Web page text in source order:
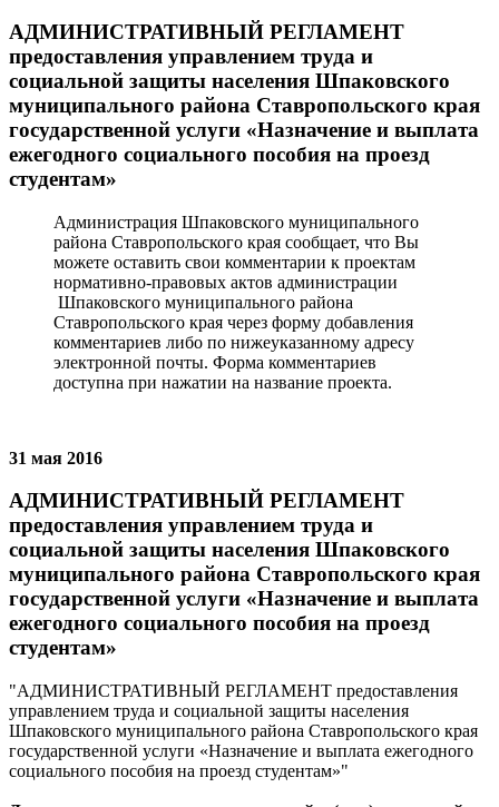
АДМИНИСТРАТИВНЫЙ РЕГЛАМЕНТ
предоставления управлением труда и
социальной защиты населения Шпаковского
муниципального района Ставропольского края
государственной услуги «Назначение и выплата
ежегодного социального пособия на проезд
студентам»
Администрация Шпаковского муниципального
района Ставропольского края сообщает, что Вы
можете оставить свои комментарии к проектам
нормативно-правовых актов администрации
Шпаковского муниципального района
Ставропольского края через форму добавления
комментариев либо по нижеуказанному адресу
электронной почты. Форма комментариев
доступна при нажатии на название проекта.
31 мая 2016
АДМИНИСТРАТИВНЫЙ РЕГЛАМЕНТ
предоставления управлением труда и
социальной защиты населения Шпаковского
муниципального района Ставропольского края
государственной услуги «Назначение и выплата
ежегодного социального пособия на проезд
студентам»
"АДМИНИСТРАТИВНЫЙ РЕГЛАМЕНТ предоставления
управлением труда и социальной защиты населения
Шпаковского муниципального района Ставропольского края
государственной услуги «Назначение и выплата ежегодного
социального пособия на проезд студентам»"